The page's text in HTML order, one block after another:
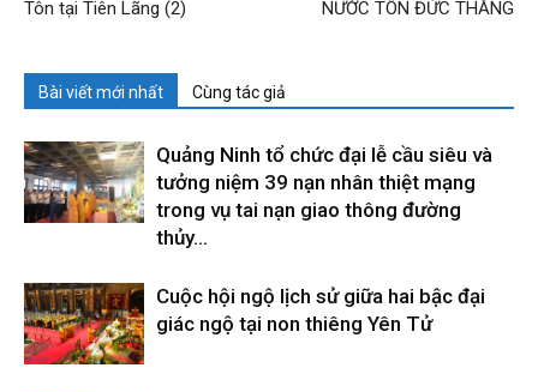
Tôn tại Tiên Lãng (2)
NƯỚC TÔN ĐỨC THẮNG
Bài viết mới nhất Cùng tác giả
Quảng Ninh tổ chức đại lễ cầu siêu và
tưởng niệm 39 nạn nhân thiệt mạng
trong vụ tai nạn giao thông đường
thủy...
Cuộc hội ngộ lịch sử giữa hai bậc đại
giác ngộ tại non thiêng Yên Tử